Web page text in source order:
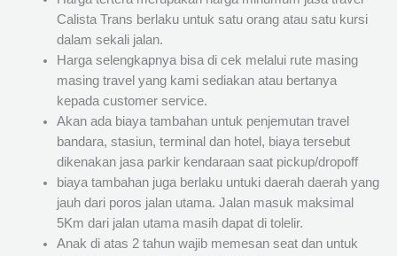
Calista Trans berlaku untuk satu orang atau satu kursi
dalam sekali jalan.
Harga selengkapnya bisa di cek melalui rute masing
masing travel yang kami sediakan atau bertanya
kepada customer service.
Akan ada biaya tambahan untuk penjemutan travel
bandara, stasiun, terminal dan hotel, biaya tersebut
dikenakan jasa parkir kendaraan saat pickup/dropoff
biaya tambahan juga berlaku untuki daerah daerah yang
jauh dari poros jalan utama. Jalan masuk maksimal
5Km dari jalan utama masih dapat di tolelir.
Anak di atas 2 tahun wajib memesan seat dan untuk